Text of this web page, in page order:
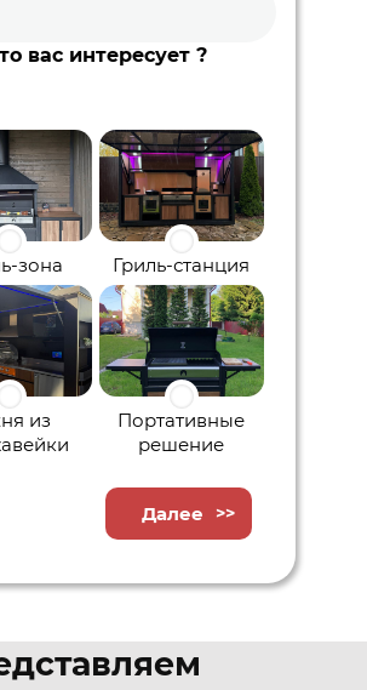
вас интересует ?
зона Гриль-станция
из
Портативные
решение
Далее